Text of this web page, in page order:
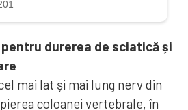
durerea de sciatică și
mai lat și mai lung nerv din
coloanei vertebrale, în